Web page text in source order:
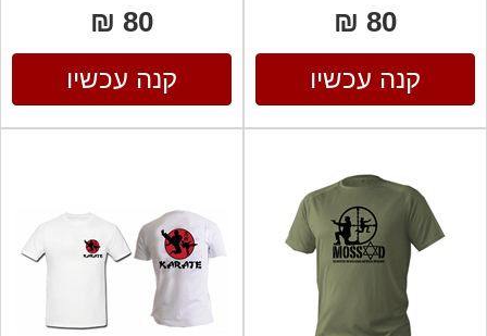
80 ₪
קנה עכשיו
80 ₪
קנה עכשיו